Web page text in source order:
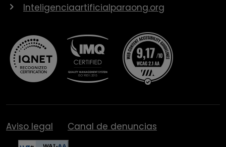
Inteligenciaartificialparaong.org
Aviso legal Canal de denuncias